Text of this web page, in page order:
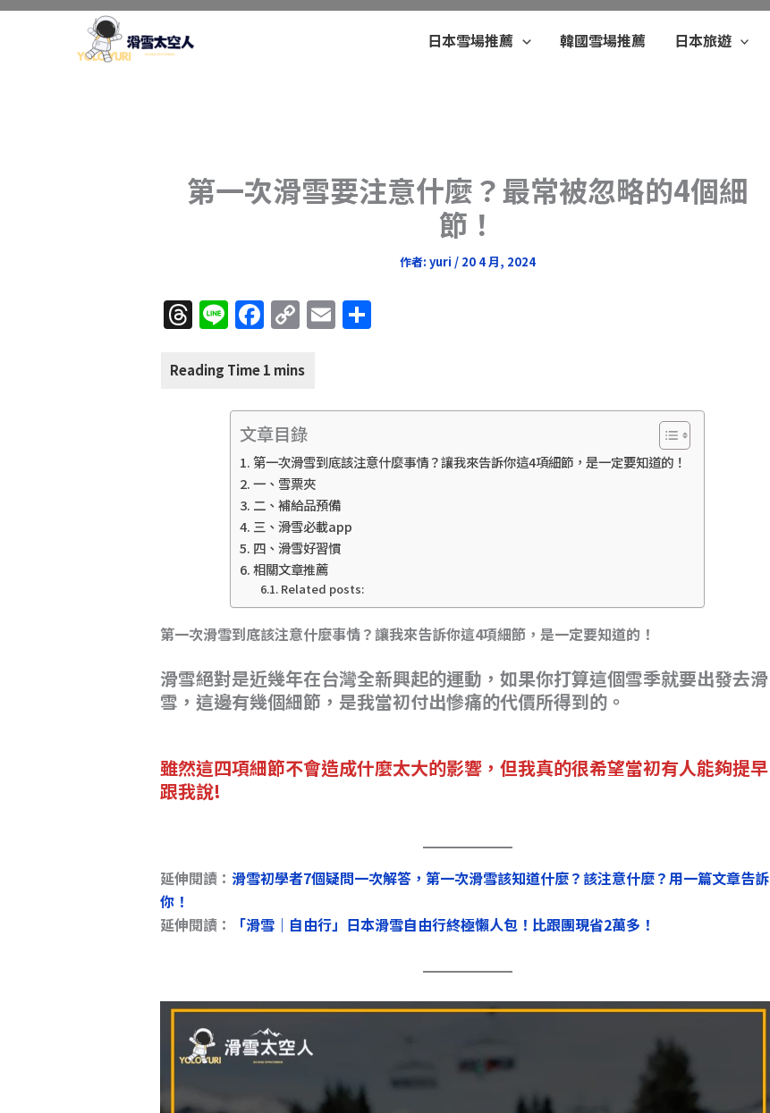
跳
日本雪場推薦 韓國雪場推薦 日本旅遊
第一次滑雪要注意什麼？最常被忽略的4個細
節！
作者: yuri / 20 4 月, 2024
T
h
re
Li
n
e
F
a
c
e
b
o
o
k
C
o
p
y
Li
n
k
E
m
l
分
文章目錄
第一次滑雪到底該注意什麼事情？讓我來告訴你這4項細節，是一定要知道的！
一、雪票夾
二、補給品預備
三、滑雪必載app
四、滑雪好習慣
相關文章推薦
Related posts:
第一次滑雪到底該注意什麼事情？讓我來告訴你這4項細節，是一定要知道的！
滑雪絕對是近幾年在台灣全新興起的運動，如果你打算這個雪季就要出發去滑
雪，這邊有幾個細節，是我當初付出慘痛的代價所得到的。
雖然這四項細節不會造成什麼太大的影響，但我真的很希望當初有人能夠提早
跟我說!
延伸閱讀： 滑雪初學者7個疑問一次解答，第一次滑雪該知道什麼？該注意什麼？用一篇文章告訴
你！
延伸閱讀：
「滑雪｜自由行」日本滑雪自由行終極懶人包！比跟團現省2萬多！